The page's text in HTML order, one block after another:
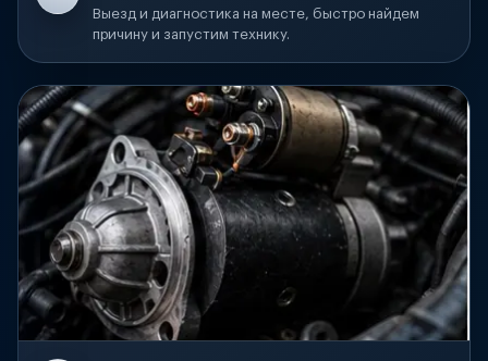
Выезд и диагностика на месте, быстро найдем
причину и запустим технику.